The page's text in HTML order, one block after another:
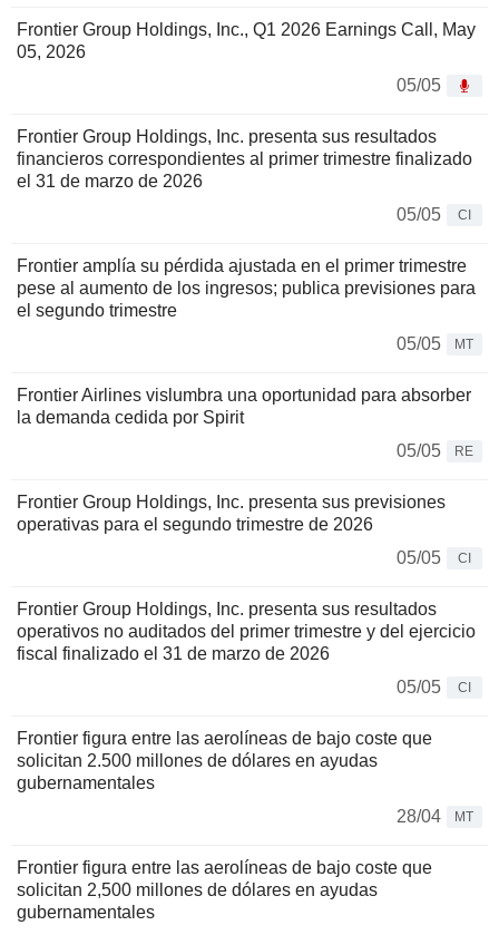
Frontier Group Holdings, Inc., Q1 2026 Earnings Call, May
05, 2026
05/05
Frontier Group Holdings, Inc. presenta sus resultados
financieros correspondientes al primer trimestre finalizado
el 31 de marzo de 2026
05/05
CI
Frontier amplía su pérdida ajustada en el primer trimestre
pese al aumento de los ingresos; publica previsiones para
el segundo trimestre
05/05
MT
Frontier Airlines vislumbra una oportunidad para absorber
la demanda cedida por Spirit
05/05
RE
Frontier Group Holdings, Inc. presenta sus previsiones
operativas para el segundo trimestre de 2026
05/05
CI
Frontier Group Holdings, Inc. presenta sus resultados
operativos no auditados del primer trimestre y del ejercicio
fiscal finalizado el 31 de marzo de 2026
05/05
CI
Frontier figura entre las aerolíneas de bajo coste que
solicitan 2.500 millones de dólares en ayudas
gubernamentales
28/04
MT
Frontier figura entre las aerolíneas de bajo coste que
solicitan 2,500 millones de dólares en ayudas
gubernamentales